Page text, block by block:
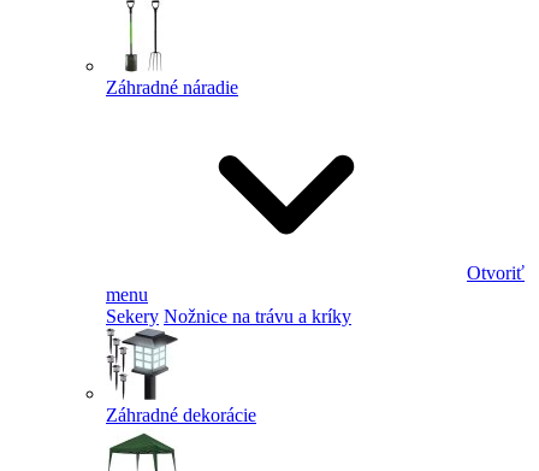
Záhradné náradie
Otvoriť
menu
Sekery Nožnice na trávu a kríky
Záhradné dekorácie